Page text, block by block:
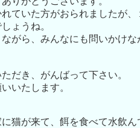
ていた方がおられましたが
ょうね。
がら、みんなにも問いかけ
だき、がんばって下さい。
いたします。
猫が来て、餌を食べて水飲